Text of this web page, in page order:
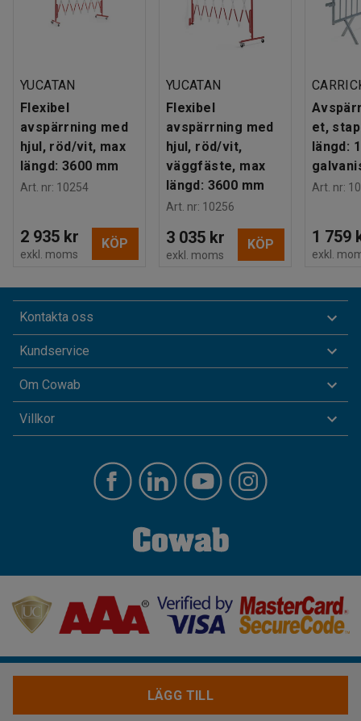
YUCATAN
Flexibel
avspärrning med
hjul, röd/vit, max
längd: 3600 mm
Art. nr: 10254
2 935 kr
exkl. moms
KÖP
YUCATAN
Flexibel
avspärrning med
hjul, röd/vit,
väggfäste, max
längd: 3600 mm
Art. nr: 10256
3 035 kr
exkl. moms
KÖP
et,
längd:
Art. nr:
1 759
exkl.
Kontakta oss
Kundservice
Om Cowab
Villkor
LÄGG TILL